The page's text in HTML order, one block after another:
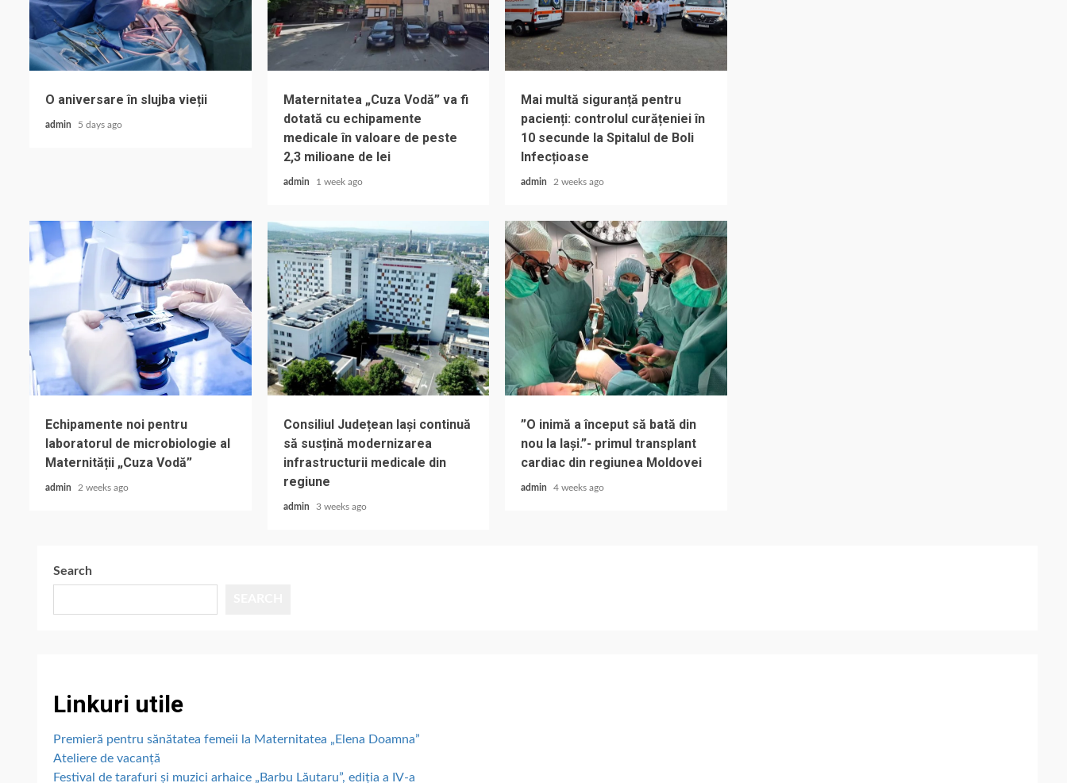
O aniversare în slujba vieții
admin 5 days ago
Maternitatea „Cuza Vodă” va fi
dotată cu echipamente
medicale în valoare de peste
2,3 milioane de lei
admin 1 week ago
Mai multă siguranță pentru
pacienți: controlul curățeniei în
10 secunde la Spitalul de Boli
Infecțioase
admin 2 weeks ago
Echipamente noi pentru
laboratorul de microbiologie al
Maternității „Cuza Vodă”
admin 2 weeks ago
Consiliul Județean Iași continuă
să susțină modernizarea
infrastructurii medicale din
regiune
admin 3 weeks ago
”O inimă a început să bată din
nou la Iași.”- primul transplant
cardiac din regiunea Moldovei
admin 4 weeks ago
Search
Linkuri utile
Premieră pentru sănătatea femeii la Maternitatea „Elena Doamna”
Ateliere de vacanță
Festival de tarafuri și muzici arhaice „Barbu Lăutaru”, ediția a IV-a